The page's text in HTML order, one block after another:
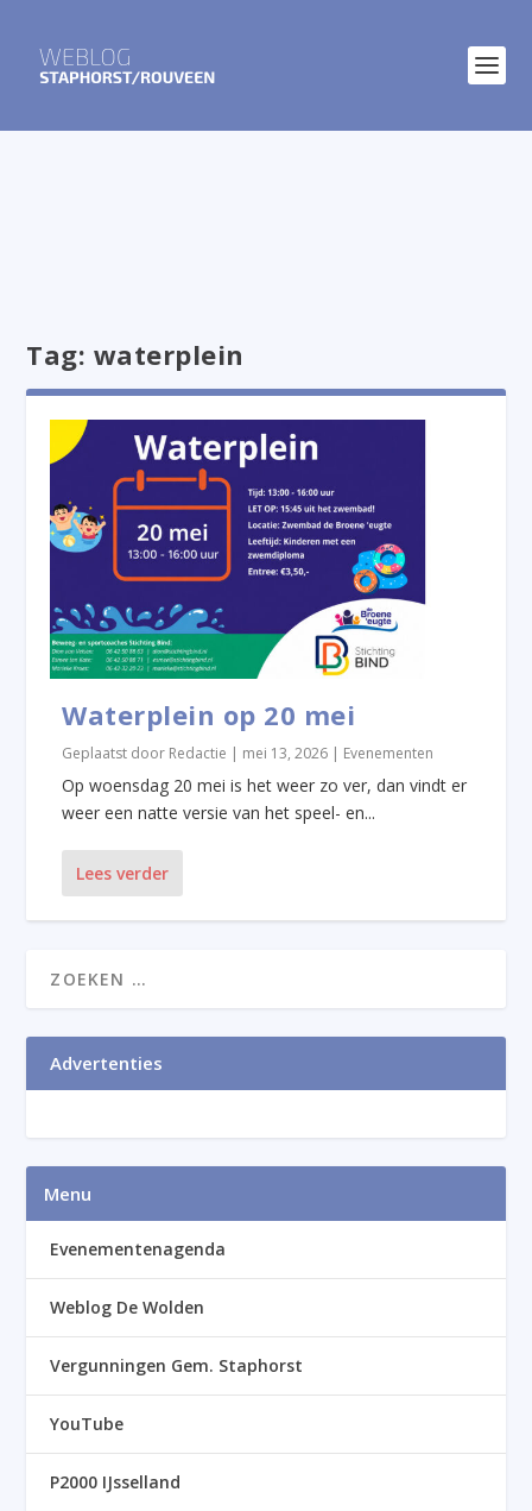
Tag: waterplein
Waterplein op 20 mei
Geplaatst door Redactie | mei 13, 2026 | Evenementen
Op woensdag 20 mei is het weer zo ver, dan vindt er
weer een natte versie van het speel- en...
Lees verder
Advertenties
Menu
Evenementenagenda
Weblog De Wolden
Vergunningen Gem. Staphorst
YouTube
P2000 IJsselland